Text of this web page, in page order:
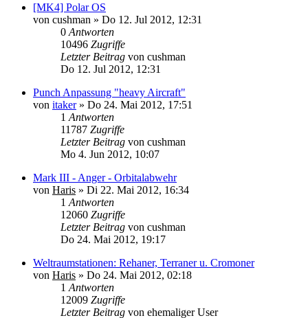
[MK4] Polar OS
von cushman » Do 12. Jul 2012, 12:31
0 Antworten
10496 Zugriffe
Letzter Beitrag von cushman
Do 12. Jul 2012, 12:31
Punch Anpassung "heavy Aircraft"
von itaker» Do 24. Mai 2012, 17:51
1 Antworten
11787 Zugriffe
Letzter Beitrag von cushman
Mo 4. Jun 2012, 10:07
Mark III - Anger - Orbitalabwehr
von Haris » Di 22. Mai 2012, 16:34
1 Antworten
12060 Zugriffe
Letzter Beitrag von cushman
Do 24. Mai 2012, 19:17
Weltraumstationen: Rehaner, Terraner u. Cromoner
von Haris » Do 24. Mai 2012, 02:18
1 Antworten
12009 Zugriffe
Letzter Beitrag von ehemaliger User